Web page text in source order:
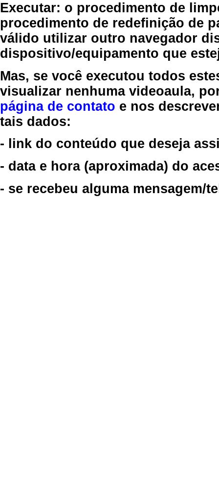
Executar: o procedimento de
procedimento de redefinição de
válido utilizar outro navegador
dispositivo/equipamento que
Mas, se você executou todos
visualizar nenhuma videoaula,
página de contato e nos
tais dados:
- link do conteúdo que deseja
- data e hora (aproximada) do
- se recebeu alguma mensagem/